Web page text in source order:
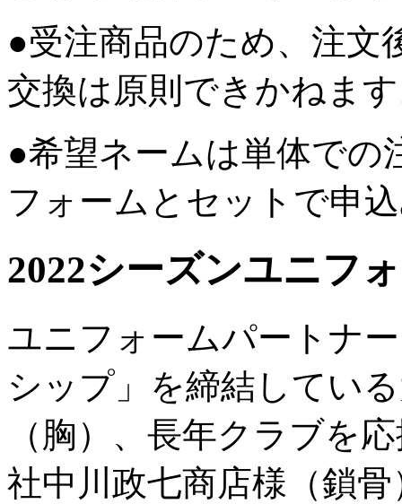
●受注商品のため、注文
交換は原則できかねま
●希望ネームは単体での
フォームとセットで申
2022シーズンユニフ
ユニフォームパートナ
シップ」を締結してい
（胸）、長年クラブを
社中川政七商店様（鎖